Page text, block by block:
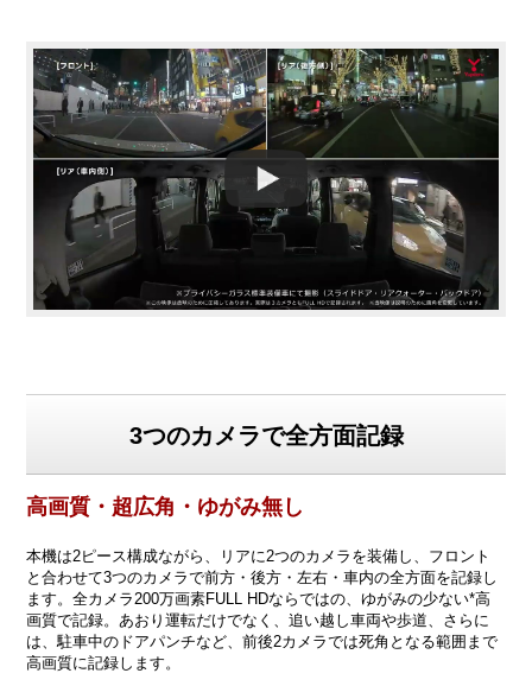
3つのカメラで全方面記録
高画質・超広角・ゆがみ無し
本機は2ピース構成ながら、リアに2つのカメラを装備し、フロント
と合わせて3つのカメラで前方・後方・左右・車内の全方面を記録し
ます。全カメラ200万画素FULL HDならではの、ゆがみの少ない*高
画質で記録。あおり運転だけでなく、追い越し車両や歩道、さらに
は、駐車中のドアパンチなど、前後2カメラでは死角となる範囲まで
高画質に記録します。